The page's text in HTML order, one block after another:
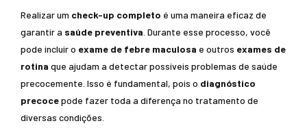
Realizar um check-up completo é uma maneira eficaz de
garantir a saúde preventiva . Durante esse processo, você
pode incluir o exame de febre maculosa e outros exames de
rotina que ajudam a detectar possíveis problemas de saúde
precocemente. Isso é fundamental, pois o diagnóstico
precocepode fazer toda a diferença no tratamento de
diversas condições.